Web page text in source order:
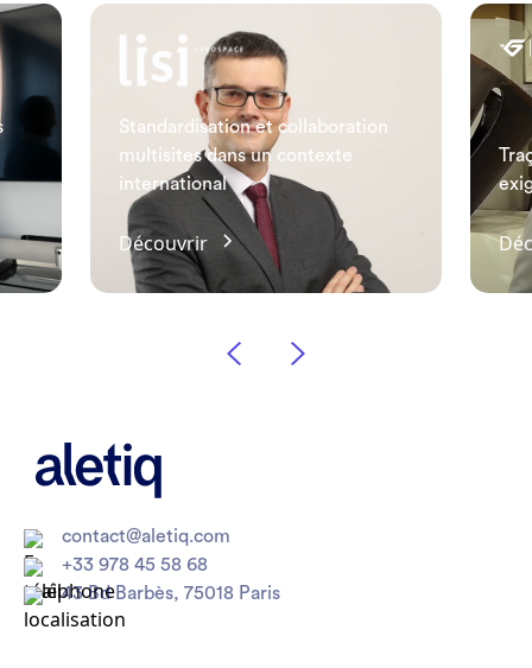
Standardisation et collaboration
multisites dans un contexte
international
Découvrir
contact@aletiq.com
+33 978 45 58 68
43 Bd Barbès, 75018 Paris